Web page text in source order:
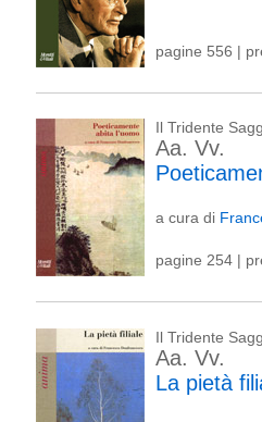
pagine 556 |
Il Tridente
Aa. Vv.
a cura di
pagine 254 |
Il Tridente
Aa. Vv.
La pietà